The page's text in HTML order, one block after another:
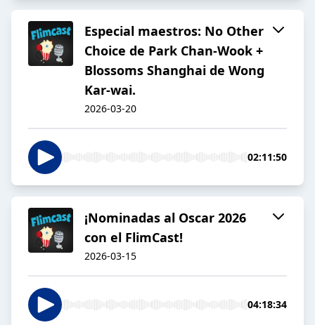
Especial maestros: No Other
Choice de Park Chan-Wook +
Blossoms Shanghai de Wong
Kar-wai.
2026-03-20
02:11:50
¡Nominadas al Oscar 2026
con el FlimCast!
2026-03-15
04:18:34